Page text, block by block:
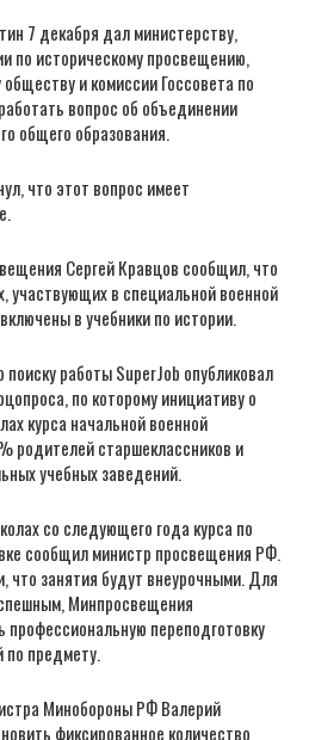
7 декабря дал министерству,
по историческому просвещению,
и комиссии Госсовета по
вопрос об объединении
общего образования.
что этот вопрос имеет
Сергей Кравцов сообщил, что
участвующих в специальной военной
в учебники по истории.
работы SuperJob опубликовал
по которому инициативу о
курса начальной военной
родителей старшеклассников и
учебных заведений.
со следующего года курса по
сообщил министр просвещения РФ.
что занятия будут внеурочными. Для
Минпросвещения
переподготовку
предмету.
Минобороны РФ Валерий
фиксированное количество